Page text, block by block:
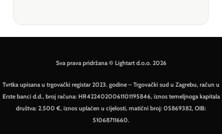
Sva prava pridržana © Lightart d.o.o. 2026
Tvrtka upisana u trgovački registar 2023. godine – Trgovački sud u Zagrebu, račun u
Erste banci d.d., broj računa: HR4224020061101195846, iznos temeljnoga kapitala
društva: 2.500 €, iznos uplaćen u cijelosti, matični broj: 05869382, OIB:
51068711660.